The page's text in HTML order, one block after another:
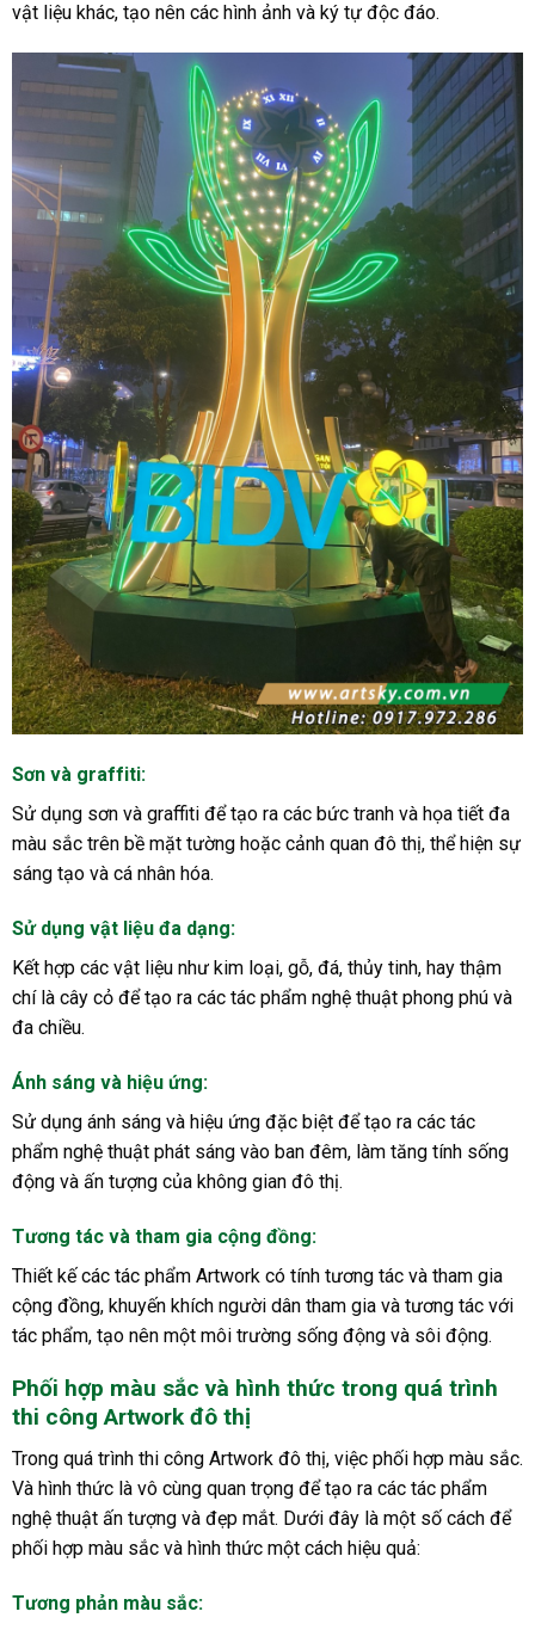
vật liệu khác, tạo nên các hình ảnh và ký tự độc đáo.
Sơn và graffiti:
Sử dụng sơn và graffiti để tạo ra các bức tranh và họa tiết đa
màu sắc trên bề mặt tường hoặc cảnh quan đô thị, thể hiện sự
sáng tạo và cá nhân hóa.
Sử dụng vật liệu đa dạng:
Kết hợp các vật liệu như kim loại, gỗ, đá, thủy tinh, hay thậm
chí là cây cỏ để tạo ra các tác phẩm nghệ thuật phong phú và
đa chiều.
Ánh sáng và hiệu ứng:
Sử dụng ánh sáng và hiệu ứng đặc biệt để tạo ra các tác
phẩm nghệ thuật phát sáng vào ban đêm, làm tăng tính sống
động và ấn tượng của không gian đô thị.
Tương tác và tham gia cộng đồng:
Thiết kế các tác phẩm Artwork có tính tương tác và tham gia
cộng đồng, khuyến khích người dân tham gia và tương tác với
tác phẩm, tạo nên một môi trường sống động và sôi động.
Phối hợp màu sắc và hình thức trong quá trình
thi công Artwork đô thị
Trong quá trình thi công Artwork đô thị, việc phối hợp màu sắc.
Và hình thức là vô cùng quan trọng để tạo ra các tác phẩm
nghệ thuật ấn tượng và đẹp mắt. Dưới đây là một số cách để
phối hợp màu sắc và hình thức một cách hiệu quả:
Tương phản màu sắc: